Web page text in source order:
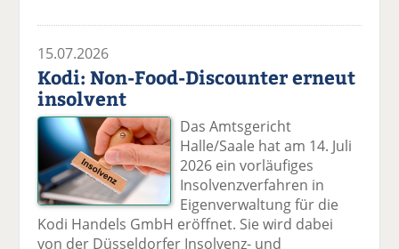
15.07.2026
Kodi: Non-Food-Discounter erneut
insolvent
Das Amtsgericht
Halle/Saale hat am 14. Juli
2026 ein vorläufiges
Insolvenzverfahren in
Eigenverwaltung für die
Kodi Handels GmbH eröffnet. Sie wird dabei
von der Düsseldorfer Insolvenz- und